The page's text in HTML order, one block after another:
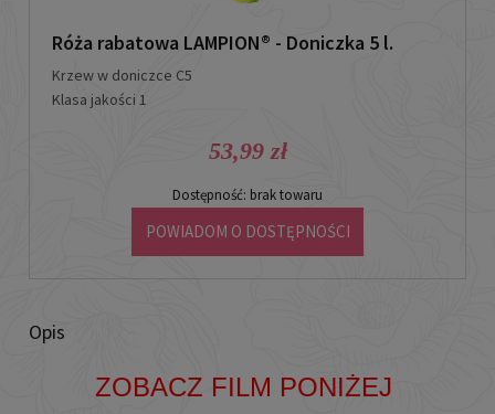
Opis
ZOBACZ FILM PONIŻEJ
Róża rabatowa LAMPION® - Doniczka 5 l.
Krzew w doniczce C5
Klasa jakości 1
53,99 zł
Dostępność: brak towaru
POWIADOM O DOSTĘPNOŚCI